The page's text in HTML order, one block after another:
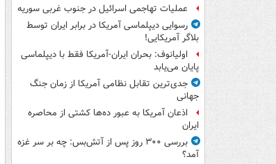
عملیات تهاجمی اسرائیل در جنوب غربی سوریه
رسوایی دیپلماسی آمریکا در برابر ایران توسط
بلاگر آمریکایی!
اولیانوف: بحران ایران-آمریکا فقط با دیپلماسی
پایان می‌یابد
جدی‌ترین تقابل نظامی آمریکا از زمان جنگ
جهانی
اذعان آمریکا به عبور ده‌ها کشتی از محاصره
ایران
بررسی ۳۰۰ روز پس از آتش‌بس: چه بر سر غزه
آمد؟